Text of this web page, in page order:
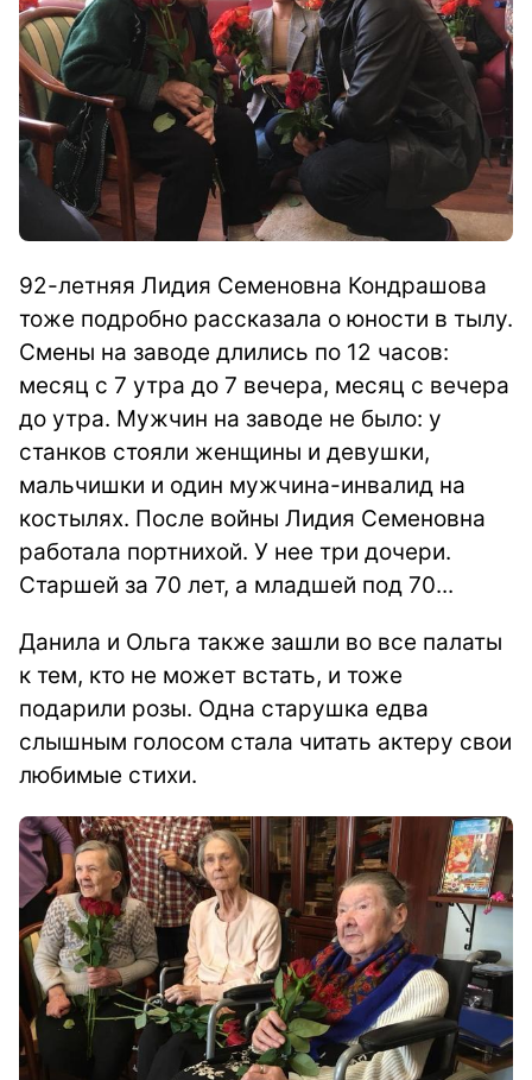
92-летняя Лидия Семеновна Кондрашова
тоже подробно рассказала о юности в тылу.
Смены на заводе длились по 12 часов:
месяц с 7 утра до 7 вечера, месяц с вечера
до утра. Мужчин на заводе не было: у
станков стояли женщины и девушки,
мальчишки и один мужчина-инвалид на
костылях. После войны Лидия Семеновна
работала портнихой. У нее три дочери.
Старшей за 70 лет, а младшей под 70...
Данила и Ольга также зашли во все палаты
к тем, кто не может встать, и тоже
подарили розы. Одна старушка едва
слышным голосом стала читать актеру свои
любимые стихи.